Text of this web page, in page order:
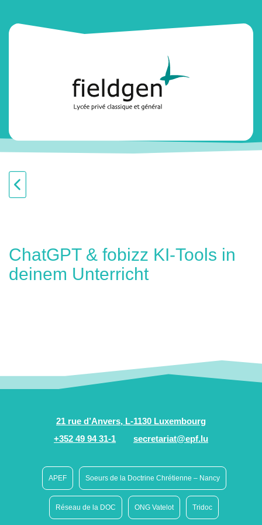
ChatGPT & fobizz KI-Tools in
deinem Unterricht
21 rue d’Anvers, L-1130 Luxembourg
+352 49 94 31-1
secretariat@epf.lu
APEF Soeurs de la Doctrine Chrétienne – Nancy
Réseau de la DOC ONG Vatelot Tridoc